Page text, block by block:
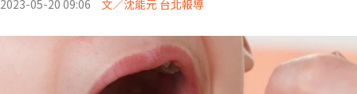
2023-05-20 09:06 文／沈能元 台北報導